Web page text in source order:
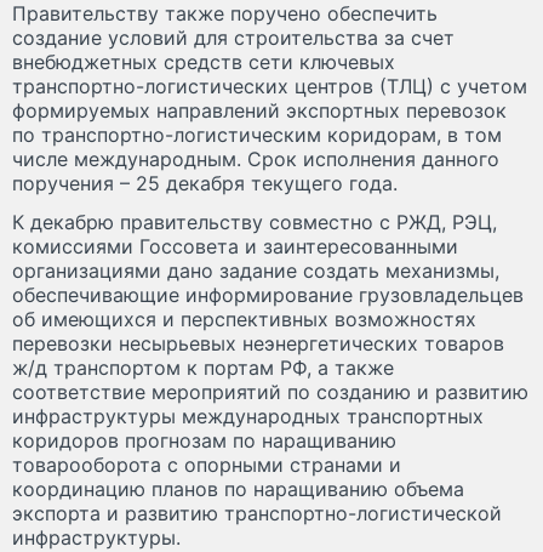
Правительству также поручено обеспечить
создание условий для строительства за счет
внебюджетных средств сети ключевых
транспортно-логистических центров (ТЛЦ) с учетом
формируемых направлений экспортных перевозок
по транспортно-логистическим коридорам, в том
числе международным. Срок исполнения данного
поручения – 25 декабря текущего года.
К декабрю правительству совместно с РЖД, РЭЦ,
комиссиями Госсовета и заинтересованными
организациями дано задание создать механизмы,
обеспечивающие информирование грузовладельцев
об имеющихся и перспективных возможностях
перевозки несырьевых неэнергетических товаров
ж/д транспортом к портам РФ, а также
соответствие мероприятий по созданию и развитию
инфраструктуры международных транспортных
коридоров прогнозам по наращиванию
товарооборота с опорными странами и
координацию планов по наращиванию объема
экспорта и развитию транспортно-логистической
инфраструктуры.